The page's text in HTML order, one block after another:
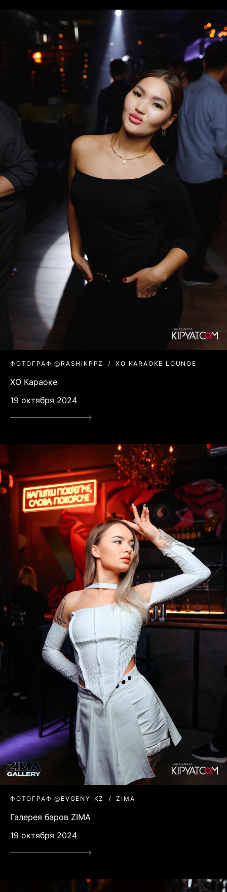
ФОТОГРАФ @RASHIKPPZ XO KARAOKE LOUNGE
XO Караоке
19 октября 2024
ФОТОГРАФ @EVGENY_KZ ZIMA
Галерея баров ZIMA
19 октября 2024